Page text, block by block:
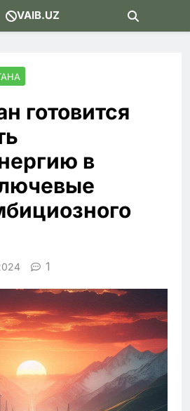
VAIB.UZ
готовится
в
1